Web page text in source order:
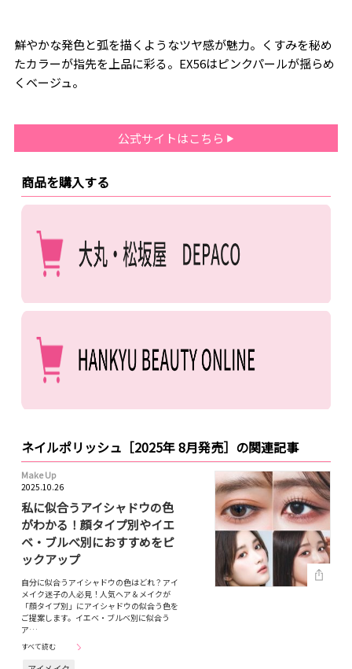
鮮やかな発色と弧を描くようなツヤ感が魅力。くすみを秘め
たカラーが指先を上品に彩る。EX56はピンクパールが揺らめ
くベージュ。
公式サイトはこちら
商品を購入する
ネイルポリッシュ［2025年 8月発売］の関連記事
Make Up
2025.10.26
私に似合うアイシャドウの色
がわかる！顔タイプ別やイエ
ベ・ブルべ別におすすめをピ
ックアップ
自分に似合うアイシャドウの色はどれ？アイ
メイク迷子の人必見！人気ヘア＆メイクが
「顔タイプ別」にアイシャドウの似合う色を
ご提案します。イエベ・ブルベ別に似合う
ア…
すべて読む